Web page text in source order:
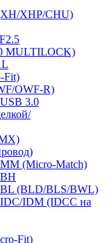
XHP/CHU)
MULTILOCK)
Fit)
OWF-R)
3.0
(Micro-Match)
(BLD/BLS/BWL)
IDM (IDCC на
Fit)